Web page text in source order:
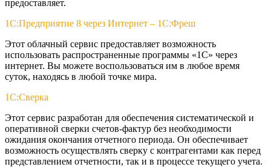
предоставляет.
1С:Предприятие 8 через Интернет – 1С:Фреш
Этот облачный сервис предоставляет возможность
использовать распространенные программы «1С» через
интернет. Вы можете воспользоваться им в любое время
суток, находясь в любой точке мира.
1С:Сверка
Этот сервис разработан для обеспечения систематической и
оперативной сверки счетов-фактур без необходимости
ожидания окончания отчетного периода. Он обеспечивает
возможность осуществлять сверку с контрагентами как перед
представлением отчетности, так и в процессе текущего учета.